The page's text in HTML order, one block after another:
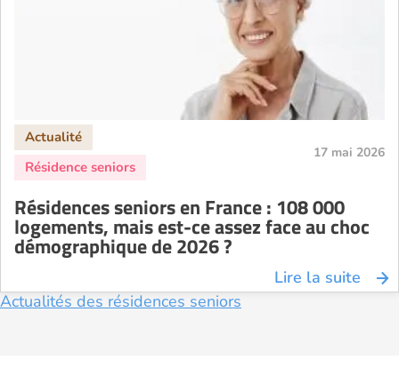
17 mai 2026
Résidences seniors en France : 108 000
logements, mais est-ce assez face au choc
démographique de 2026 ?
Lire la suite
Actualités des résidences seniors